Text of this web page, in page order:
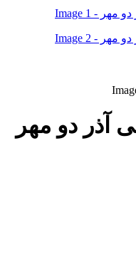
آذر دو مهر